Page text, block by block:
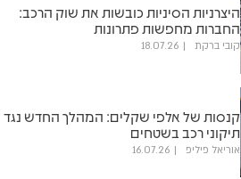
היצרניות הסיניות כובשות את שוק הרכב:
החברות מחפשות פתרונות
קובי ברקת 18.07.26
קנסות של אלפי שקלים: המהלך החדש נגד
תיקוני רכב בשטחים
אוריאל פיליפ 16.07.26